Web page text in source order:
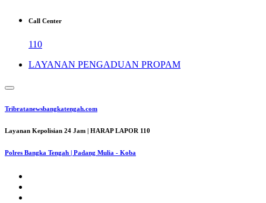
Call Center
110
LAYANAN PENGADUAN PROPAM
Tribratanewsbangkatengah.com
Layanan Kepolisian 24 Jam | HARAP LAPOR 110
Polres Bangka Tengah | Padang Mulia - Koba